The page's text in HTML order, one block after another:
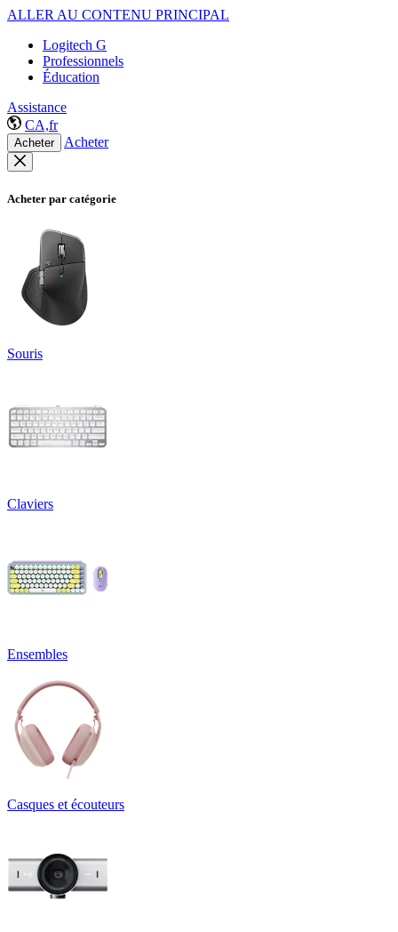
ALLER AU CONTENU PRINCIPAL
Logitech G
Professionnels
Éducation
Assistance
CA,fr
Acheter Acheter
Acheter par catégorie
Souris
Claviers
Ensembles
Casques et écouteurs